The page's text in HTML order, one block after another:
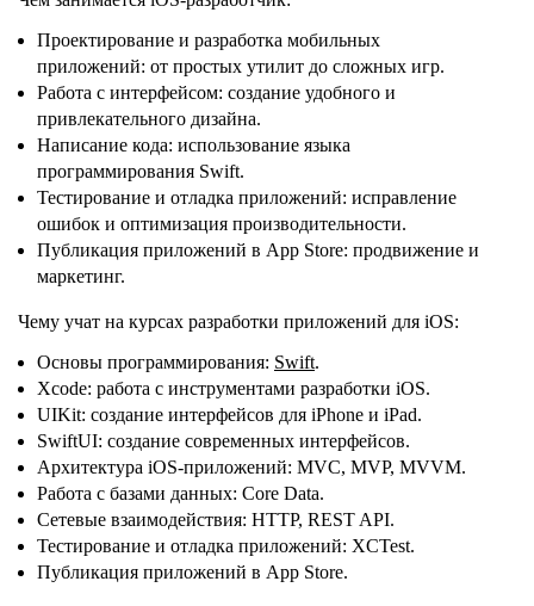
Проектирование и разработка мобильных
приложений: от простых утилит до сложных игр.
Работа с интерфейсом: создание удобного и
привлекательного дизайна.
Написание кода: использование языка
программирования Swift.
Тестирование и отладка приложений: исправление
ошибок и оптимизация производительности.
Публикация приложений в App Store: продвижение и
маркетинг.
Чему учат на курсах разработки приложений для iOS:
Основы программирования: Swift.
Xcode: работа с инструментами разработки iOS.
UIKit: создание интерфейсов для iPhone и iPad.
SwiftUI: создание современных интерфейсов.
Архитектура iOS-приложений: MVC, MVP, MVVM.
Работа с базами данных: Core Data.
Сетевые взаимодействия: HTTP, REST API.
Тестирование и отладка приложений: XCTest.
Публикация приложений в App Store.